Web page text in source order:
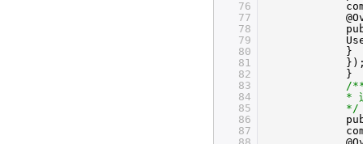
76
77
78
79
80
81
82
83
84
85
86
87
}
}
/
*
*/